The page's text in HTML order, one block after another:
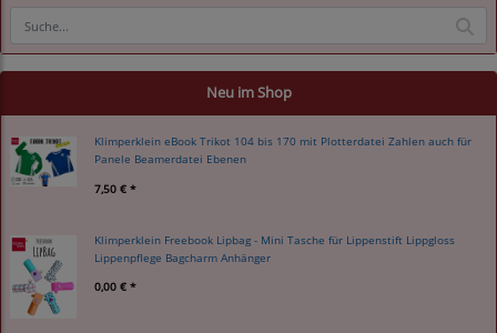
Neu im Shop
Klimperklein eBook Trikot 104 bis 170 mit Plotterdatei Zahlen auch für
Panele Beamerdatei Ebenen
7,50 € *
Klimperklein Freebook Lipbag - Mini Tasche für Lippenstift Lippgloss
Lippenpflege Bagcharm Anhänger
0,00 € *